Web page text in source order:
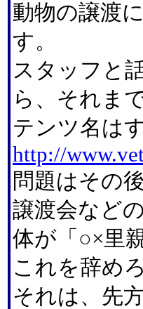
動物の譲渡
す。
スタッフと
ら、それま
テンツ名は
http://
問題はその
譲渡会など
体が「○×里
これを辞め
それは、先